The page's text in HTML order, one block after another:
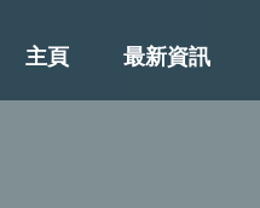
主頁 最新資訊